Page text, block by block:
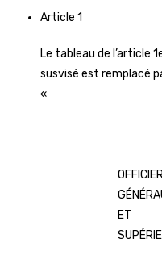
Article 1
Le tableau de l’article
susvisé est remplacé
«
ET